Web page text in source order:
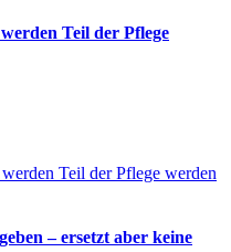
Teil der Pflege
– ersetzt aber keine